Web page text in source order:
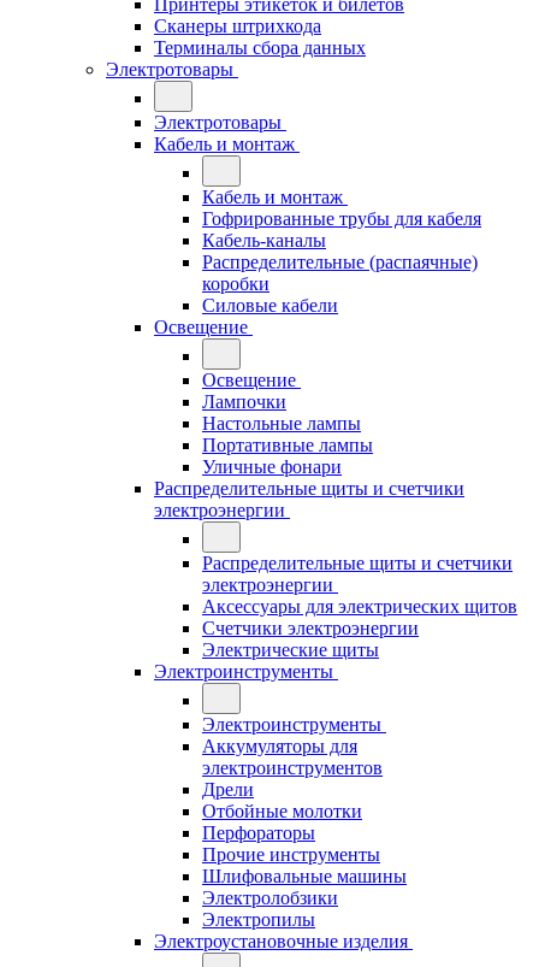
Принтеры этикеток и билетов
Сканеры штрихкода
Терминалы сбора данных
Электротовары
Электротовары
Кабель и монтаж
Кабель и монтаж
Гофрированные трубы для кабеля
Кабель-каналы
Распределительные (распаячные)
коробки
Силовые кабели
Освещение
Освещение
Лампочки
Настольные лампы
Портативные лампы
Уличные фонари
Распределительные щиты и счетчики
электроэнергии
Распределительные щиты и счетчики
электроэнергии
Аксессуары для электрических щитов
Счетчики электроэнергии
Электрические щиты
Электроинструменты
Электроинструменты
Аккумуляторы для
электроинструментов
Дрели
Отбойные молотки
Перфораторы
Прочие инструменты
Шлифовальные машины
Электролобзики
Электропилы
Электроустановочные изделия